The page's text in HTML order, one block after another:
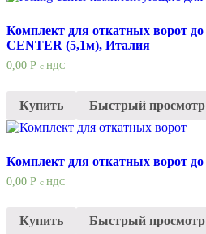
Комплект для откатных ворот
CENTER (5,1м), Италия
0,00 Р с НДС
Купить Быстрый просмотр
Комплект для откатных ворот до
0,00 Р с НДС
Купить Быстрый просмотр